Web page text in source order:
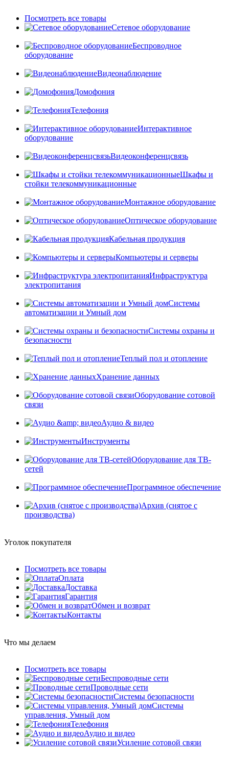
Посмотреть все товары
Сетевое оборудование
Беспроводное
оборудование
Видеонаблюдение
Домофония
Телефония
Интерактивное
оборудование
Видеоконференцсвязь
Шкафы и
стойки телекоммуникационные
Монтажное оборудование
Оптическое оборудование
Кабельная продукция
Компьютеры и серверы
Инфраструктура
электропитания
Системы
автоматизации и Умный дом
Системы охраны и
безопасности
Теплый пол и отопление
Хранение данных
Оборудование сотовой
связи
Аудио & видео
Инструменты
Оборудование для ТВ-
сетей
Программное обеспечение
Архив (снятое с
производства)
Уголок покупателя
Посмотреть все товары
Оплата
Доставка
Гарантия
Обмен и возврат
Контакты
Что мы делаем
Посмотреть все товары
Беспроводные сети
Проводные сети
Системы безопасности
Системы
управления, Умный дом
Телефония
Аудио и видео
Усиление сотовой связи